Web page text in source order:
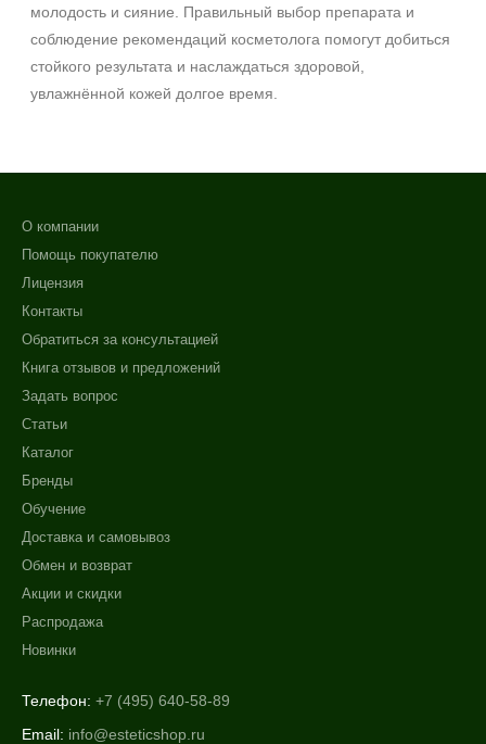
молодость и сияние. Правильный выбор препарата и
соблюдение рекомендаций косметолога помогут добиться
стойкого результата и наслаждаться здоровой,
увлажнённой кожей долгое время.
О компании
Помощь покупателю
Лицензия
Контакты
Обратиться за консультацией
Книга отзывов и предложений
Задать вопрос
Статьи
Каталог
Бренды
Обучение
Доставка и самовывоз
Обмен и возврат
Акции и скидки
Распродажа
Новинки
Телефон: +7 (495) 640-58-89
Email: info@esteticshop.ru